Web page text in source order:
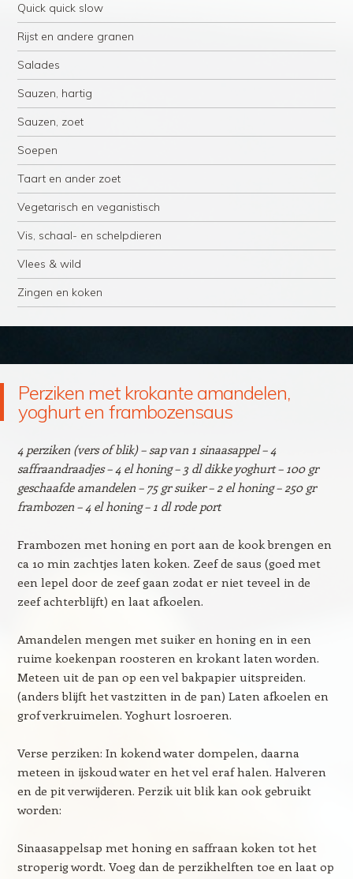
Quick quick slow
Rijst en andere granen
Salades
Sauzen, hartig
Sauzen, zoet
Soepen
Taart en ander zoet
Vegetarisch en veganistisch
Vis, schaal- en schelpdieren
Vlees & wild
Zingen en koken
Perziken met krokante amandelen,
yoghurt en frambozensaus
4 perziken (vers of blik) – sap van 1 sinaasappel – 4
saffraandraadjes – 4 el honing – 3 dl dikke yoghurt – 100 gr
geschaafde amandelen – 75 gr suiker – 2 el honing – 250 gr
frambozen – 4 el honing – 1 dl rode port
Frambozen met honing en port aan de kook brengen en
ca 10 min zachtjes laten koken. Zeef de saus (goed met
een lepel door de zeef gaan zodat er niet teveel in de
zeef achterblijft) en laat afkoelen.
Amandelen mengen met suiker en honing en in een
ruime koekenpan roosteren en krokant laten worden.
Meteen uit de pan op een vel bakpapier uitspreiden.
(anders blijft het vastzitten in de pan) Laten afkoelen en
grof verkruimelen. Yoghurt losroeren.
Verse perziken: In kokend water dompelen, daarna
meteen in ijskoud water en het vel eraf halen. Halveren
en de pit verwijderen. Perzik uit blik kan ook gebruikt
worden:
Sinaasappelsap met honing en saffraan koken tot het
stroperig wordt. Voeg dan de perzikhelften toe en laat op